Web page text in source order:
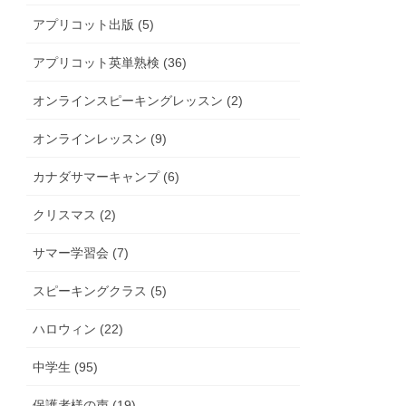
アプリコット出版 (5)
アプリコット英単熟検 (36)
オンラインスピーキングレッスン (2)
オンラインレッスン (9)
カナダサマーキャンプ (6)
クリスマス (2)
サマー学習会 (7)
スピーキングクラス (5)
ハロウィン (22)
中学生 (95)